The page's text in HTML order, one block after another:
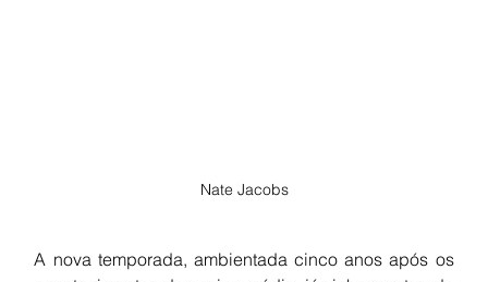
Nate Jacobs
A nova temporada, ambientada cinco anos após os